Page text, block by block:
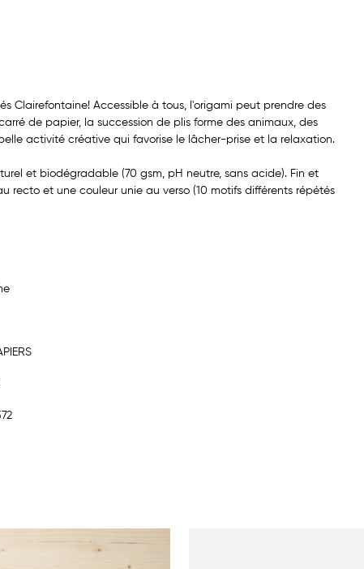
Clairefontaine! Accessible à tous, l'origami peut prendre des
de papier, la succession de plis forme des animaux, des
activité créative qui favorise le lâcher-prise et la relaxation.
et biodégradable (70 gsm, pH neutre, sans acide). Fin et
et une couleur unie au verso (10 motifs différents répétés